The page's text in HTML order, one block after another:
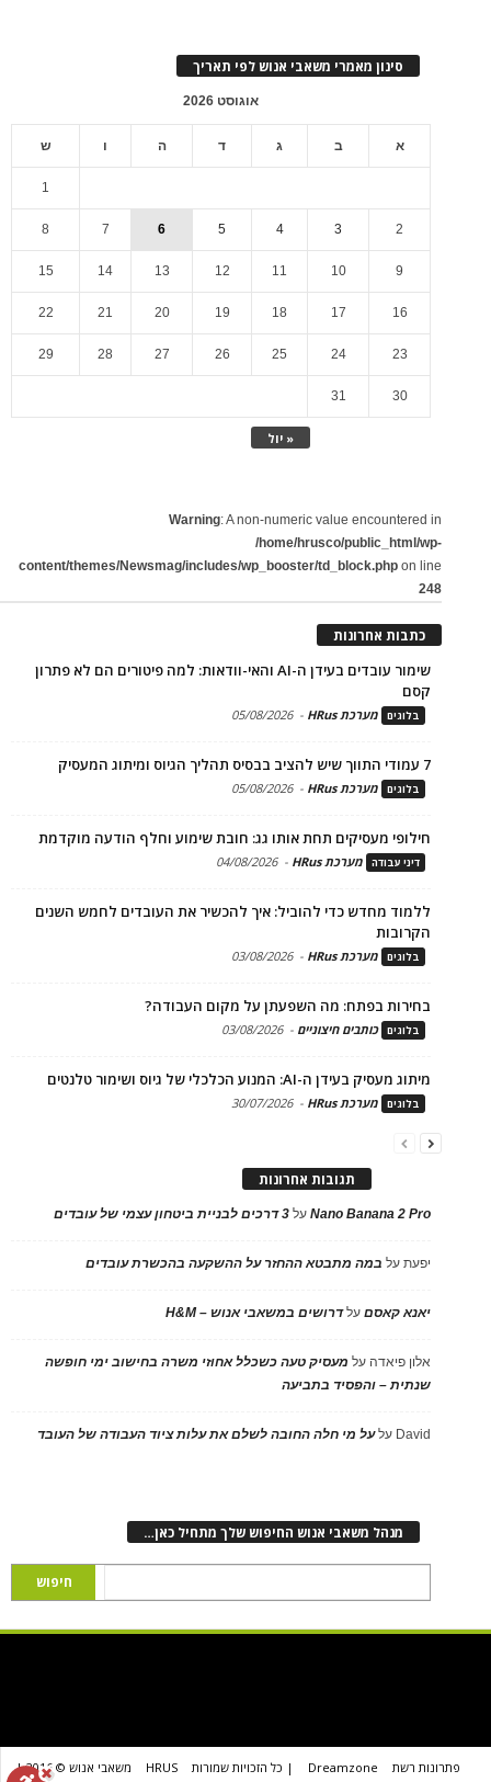
סינון מאמרי משאבי אנוש לפי תאריך
אוגוסט 2026
א ב ג ד ה ו ש
« יול
1
2
3
4
5
6
7
8
9
10
11
12
13
14
15
16
17
18
19
20
21
22
23
24
25
26
27
28
29
30
31
Warning: A non-numeric value encountered in
/home/hrusco/public_html/wp-
content/themes/Newsmag/includes/wp_booster/td_block.php on line
248
כתבות אחרונות
שימור עובדים בעידן ה-AI והאי-וודאות: למה פיטורים הם לא פתרון
קסם
בלוגים מערכת HRus -
05/08/2026
7 עמודי התווך שיש להציב בבסיס תהליך הגיוס ומיתוג המעסיק
בלוגים מערכת HRus -
05/08/2026
חילופי מעסיקים תחת אותו גג: חובת שימוע וחלף הודעה מוקדמת
דיני עבודה מערכת HRus -
04/08/2026
ללמוד מחדש כדי להוביל: איך להכשיר את העובדים לחמש השנים
הקרובות
בלוגים מערכת HRus -
03/08/2026
בחירות בפתח: מה השפעתן על מקום העבודה?
בלוגים כותבים חיצוניים -
03/08/2026
מיתוג מעסיק בעידן ה-AI: המנוע הכלכלי של גיוס ושימור טלנטים
בלוגים מערכת HRus -
30/07/2026
תגובות אחרונות
Nano Banana 2 Proעל 3 דרכים לבניית ביטחון עצמי של עובדים
יפעתעל במה מתבטא ההחזר על ההשקעה בהכשרת עובדים
יאנא קאסםעלדרושים במשאבי אנוש – H&M
אלון פיאדה על מעסיק טעה כשכלל אחוזי משרה בחישוב ימי חופשה
שנתית – והפסיד בתביעה
David עלעל מי חלה החובה לשלם את עלות ציוד העבודה של העובד
מנהל משאבי אנוש החיפוש שלך מתחיל כאן…
פתרונות רשת Dreamzone | כל הזכויות שמורות HRUS
משאבי אנוש © 2016 |